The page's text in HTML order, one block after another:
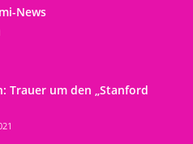
News
Trauer um den „Stanford